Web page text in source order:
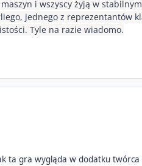
i wszyscy żyją w
jednego z reprezentantów
Tyle na razie wiadomo.
troche o powstaniu gry i